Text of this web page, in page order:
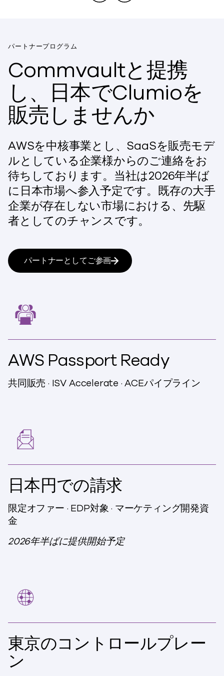
パートナープログラム
Commvaultと提携
し、日本でClumioを
販売しませんか
AWSを中核事業とし、SaaSを販売モデ
ルとしている企業様からのご連絡をお
待ちしております。当社は2026年半ば
に日本市場へ参入予定です。既存の大手
企業が存在しない市場における、先駆
者としてのチャンスです。
パートナーとしてご参画
AWS Passport Ready
共同販売· ISV Accelerate · ACEパイプライン
日本円での請求
限定オファー · EDP対象· マーケティング開発資
金
2026年半ばに提供開始予定
東京のコントロールプレー
ン